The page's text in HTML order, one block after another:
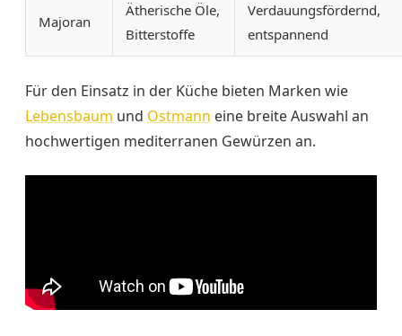
Majoran
Ätherische Öle,
Bitterstoffe
Verdauungsfördernd,
entspannend
Für den Einsatz in der Küche bieten Marken wie
Lebensbaum und Ostmann eine breite Auswahl an
hochwertigen mediterranen Gewürzen an.